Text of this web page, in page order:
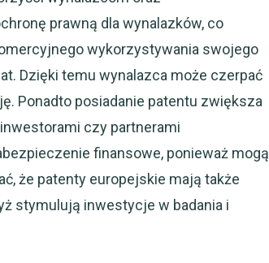
prawną dla wynalazków, co
wykorzystywania swojego
Dzięki temu wynalazca może czerpać
Ponadto posiadanie patentu zwiększa
czy partnerami
finansowe, ponieważ mogą
że patenty europejskie mają także
stymulują inwestycje w badania i